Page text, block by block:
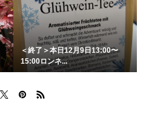
＜終了＞本日12月9日13:00〜
15:00ロンネ...